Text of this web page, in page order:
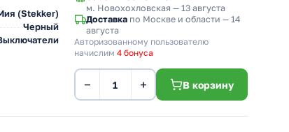
(Stekker)
Черный
м. Новохохловская — 13 августа
Доставка по Москве и области — 14
августа
Авторизованному пользователю
начислим 4 бонуса
− + В корзину